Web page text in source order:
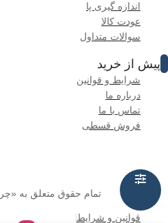
اندازه گیری پا
عودت کالا
سوالات متداول
پیش از خرید
شرایط و قوانین
درباره ما
تماس با ما
فروش قسطی
تمام حقوق متعلق به
قوانین و شرایط